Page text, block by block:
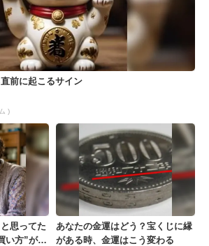
前に起こるサイン
)
思ってた
い方”がこ
あなたの金運はどう？宝くじに縁
がある時、金運はこう変わる